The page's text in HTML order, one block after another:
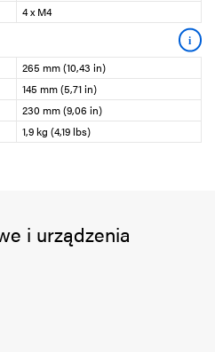
4 x M4
i
265 mm (10,43 in)
145 mm (5,71 in)
230 mm (9,06 in)
1,9 kg (4,19 lbs)
i urządzenia